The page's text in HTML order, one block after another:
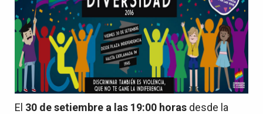
El 30 de setiembre a las 19:00 horas desde la